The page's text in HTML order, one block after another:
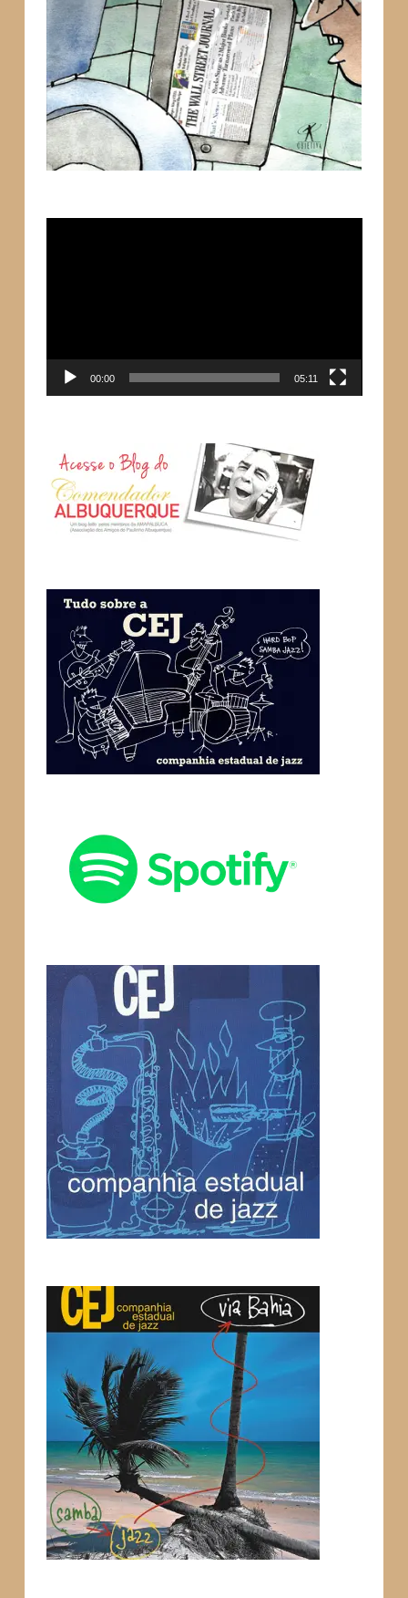
00:00 05:11